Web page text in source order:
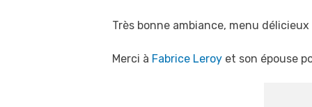
Très bonne ambiance, menu
Merci à Fabrice Leroy et son épouse